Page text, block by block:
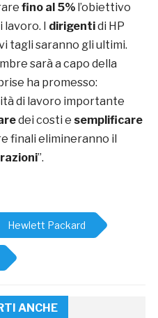
fino al 5%l’obiettivo
I dirigentidi HP
tagli saranno gli ultimi.
sarà a capo della
ha promesso:
di lavoro importante
dei costi e semplificare
finali elimineranno il
”.
Hewlett Packard
ANCHE